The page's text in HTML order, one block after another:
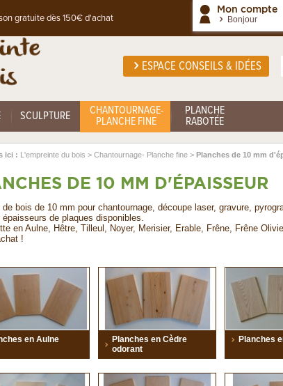
gratuite dès 150€ d'achat
Mon compte
Bonjour
ESPACE CONSEILS & IDÉES
SCULPTURE CHANTOURNAGE-
PLANCHE FINE
PLANCHE
RABOTÉE
ici : L'empreinte du bois > Chantournage- Planche fine> Planches de 10 mm
DE 10 MM D'ÉPAISSEUR
de bois de 10 mm pour chantournage, découpe laser, gravure,
épaisseurs de plaques disponibles.
en Aulne, Hêtre, Tilleul, Noyer, Merisier, Erable, Frêne, Frêne
!
en Aulne
Planches en Cèdre
odorant
Planches